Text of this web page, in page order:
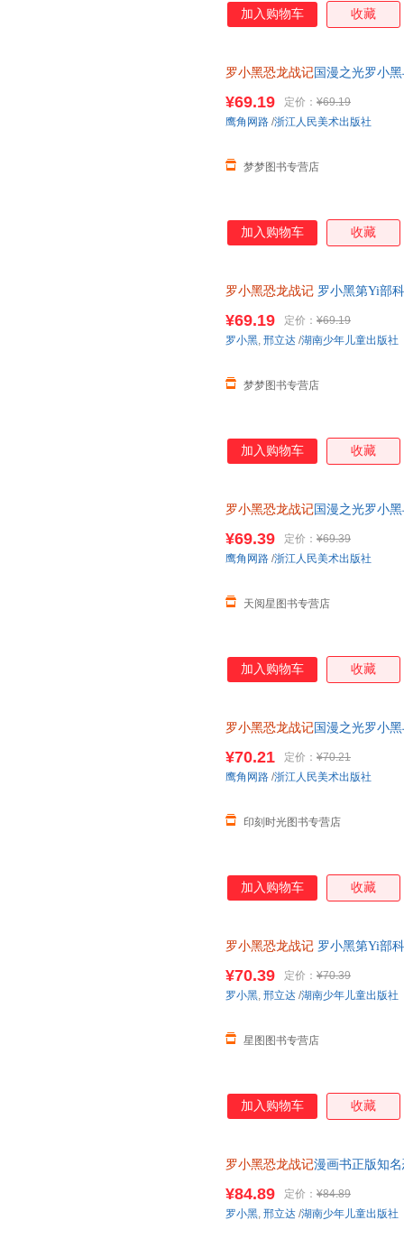
加入购物车 收藏
罗小黑恐龙战记 国漫之光罗小
¥69.19 定价： ¥69.19
梦梦图书专营店
鹰角网路 /浙江人民美术出版社
加入购物车 收藏
罗小黑恐龙战记 罗小黑第Yi部
¥69.19 定价： ¥69.19
梦梦图书专营店
罗小黑, 邢立达 /湖南少年儿童出版社
加入购物车 收藏
罗小黑恐龙战记 国漫之光罗小
¥69.39 定价： ¥69.39
天阅星图书专营店
鹰角网路 /浙江人民美术出版社
加入购物车 收藏
罗小黑恐龙战记 国漫之光罗小
¥70.21 定价： ¥70.21
印刻时光图书专营店
鹰角网路 /浙江人民美术出版社
加入购物车 收藏
罗小黑恐龙战记 罗小黑第Yi部
¥70.39 定价： ¥70.39
星图图书专营店
罗小黑, 邢立达 /湖南少年儿童出版社
加入购物车 收藏
罗小黑恐龙战记漫画书正版知
¥84.89 定价： ¥84.89
罗小黑, 邢立达 /湖南少年儿童出版社